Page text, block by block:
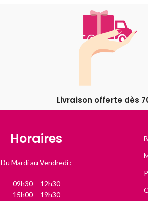
Livraison offerte dès
Horaires
Du Mardi au Vendredi :
09h30 – 12h30
15h00 – 19h30